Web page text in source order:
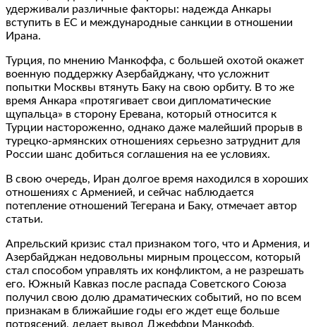
удерживали различные факторы: надежда Анкары
вступить в ЕС и международные санкции в отношении
Ирана.
Турция, по мнению Манкоффа, с большей охотой окажет
военную поддержку Азербайджану, что усложнит
попытки Москвы втянуть Баку на свою орбиту. В то же
время Анкара «протягивает свои дипломатические
щупальца» в сторону Еревана, который относится к
Турции настороженно, однако даже малейший прорыв в
турецко-армянских отношениях серьезно затруднит для
России шанс добиться соглашения на ее условиях.
В свою очередь, Иран долгое время находился в хороших
отношениях с Арменией, и сейчас наблюдается
потепление отношений Тегерана и Баку, отмечает автор
статьи.
Апрельский кризис стал признаком того, что и Армения, и
Азербайджан недовольны мирным процессом, который
стал способом управлять их конфликтом, а не разрешать
его. Южный Кавказ после распада Советского Союза
получил свою долю драматических событий, но по всем
признакам в ближайшие годы его ждет еще больше
потрясений, делает вывод Джеффри Манкофф.